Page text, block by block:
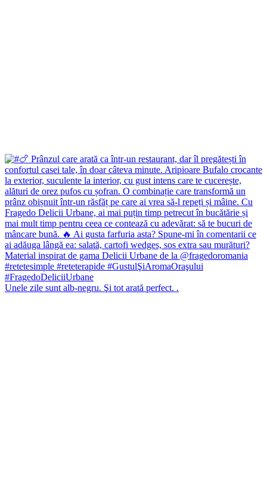
Unele zile sunt alb-negru. Şi tot arată perfect. .